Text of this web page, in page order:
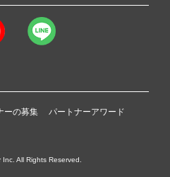
ーの募集 パートナーアワード
All Rights Reserved.